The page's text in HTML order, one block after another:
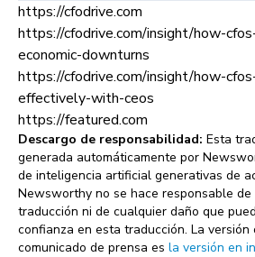
https://cfodrive.com
https://cfodrive.com/insight/how-
economic-downturns
https://cfodrive.com/insight/how-
effectively-with-ceos
https://featured.com
Descargo de responsabilidad: Esta
generada automáticamente por
de inteligencia artificial generativas de
Newsworthy no se hace responsable
traducción ni de cualquier daño que
confianza en esta traducción. La versión
comunicado de prensa es la versión en